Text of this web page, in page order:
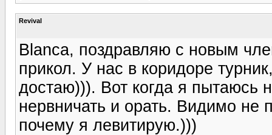
Revival
Blanca, поздравляю с новым
прикол. У нас в коридоре
достаю))). Вот когда я пытаюсь
нервничать и орать. Видимо не
почему я левитирую.)))